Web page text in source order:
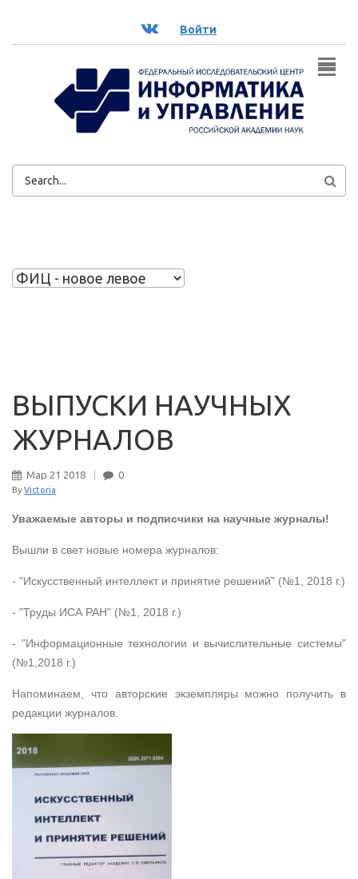
ВК Войти
ФОРМА
ВЫПУСКИ НАУЧНЫХ
ЖУРНАЛОВ
Мар 21 2018 0
By Victoria
Уважаемые авторы и подписчики на научные журналы!
Вышли в свет новые номера журналов:
- "Искусственный интеллект и принятие решений" (№1, 2018 г.)
- "Труды ИСА РАН" (№1, 2018 г.)
- "Информационные технологии и вычислительные системы"
(№1,2018 г.)
Напоминаем, что авторские экземпляры можно получить в
редакции журналов.